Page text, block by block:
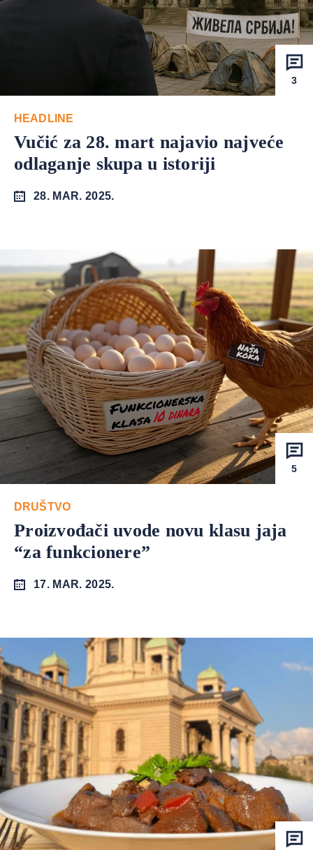
3
HEADLINE
Vučić za 28. mart najavio najveće
odlaganje skupa u istoriji
28. MAR. 2025.
5
DRUŠTVO
Proizvođači uvode novu klasu jaja
“za funkcionere”
17. MAR. 2025.